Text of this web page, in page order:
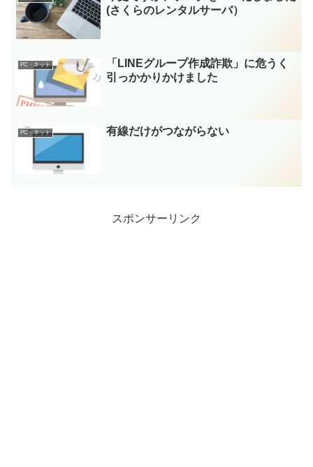
(さくらのレンタルサーバ）
PC・ネット
「LINEグループ作成詐欺」に危うく
引っかかりかけました
PC・ネット 有線だけがつながらない
スポンサーリンク